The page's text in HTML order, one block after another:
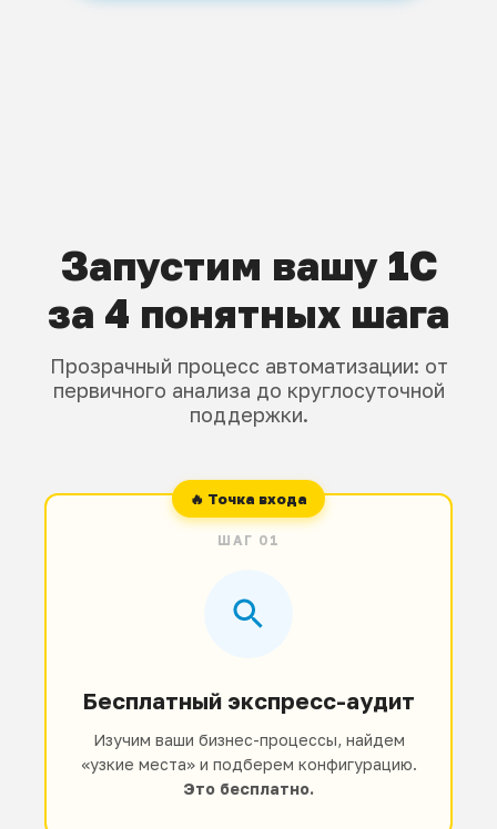
Запустим вашу 1С
за 4 понятных шага
Прозрачный процесс автоматизации: от
первичного анализа до круглосуточной
поддержки.
ШАГ 01
Бесплатный экспресс-аудит
Изучим ваши бизнес-процессы, найдем
«узкие места» и подберем конфигурацию.
Это бесплатно.